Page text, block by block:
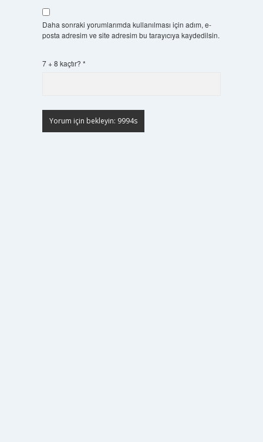
Daha sonraki yorumlarımda kullanılması için adım, e-
posta adresim ve site adresim bu tarayıcıya kaydedilsin.
7 + 8 kaçtır? *